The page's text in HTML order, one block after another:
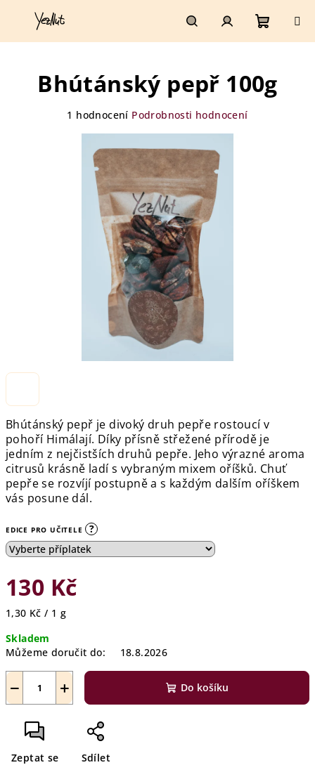
HledatPřihlášení
košík
Bhútánský pepř jedivoký druh pepře rostoucí v
pohoří Himálají. Díky přísně střežené přírodě je
jedním z nejčistších druhů pepře. Jeho výrazné aroma
citrusů krásně ladí s vybraným mixem oříšků. Chuť
pepře se rozvíjí postupně a s každým dalším oříškem
vás posune dál.
EDICE PRO UČITELE ?
130 Kč
Měrná
1,30 Kč / 1 g
Skladem
Můžeme doručit do:
18.8.2026
+
− Do košíku
Zeptat se Sdílet
Bhútánský pepř 100g
Průměrné
hvězdiček.
1 hodnocení Podrobnosti hodnocení